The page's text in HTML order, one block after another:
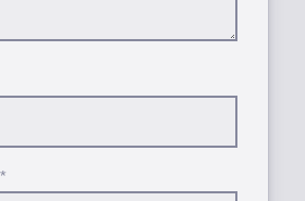
*